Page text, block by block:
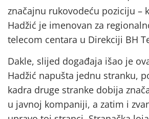
značajnu rukovodeću poziciju –
Hadžić je imenovan za
telecom centara u Direkciji BH
Dakle, slijed događaja išao je
Hadžić napušta jednu stranku,
kadra druge stranke dobija
u javnoj kompaniji, a zatim i